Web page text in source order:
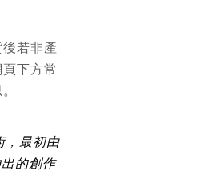
後若非產
下方常
，最初由
的創作